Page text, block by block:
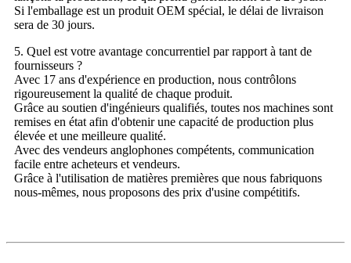
Si l'emballage est un produit OEM spécial, le délai de livraison
sera de 30 jours.
5. Quel est votre avantage concurrentiel par rapport à tant de
fournisseurs ?
Avec 17 ans d'expérience en production, nous contrôlons
rigoureusement la qualité de chaque produit.
Grâce au soutien d'ingénieurs qualifiés, toutes nos machines sont
remises en état afin d'obtenir une capacité de production plus
élevée et une meilleure qualité.
Avec des vendeurs anglophones compétents, communication
facile entre acheteurs et vendeurs.
Grâce à l'utilisation de matières premières que nous fabriquons
nous-mêmes, nous proposons des prix d'usine compétitifs.